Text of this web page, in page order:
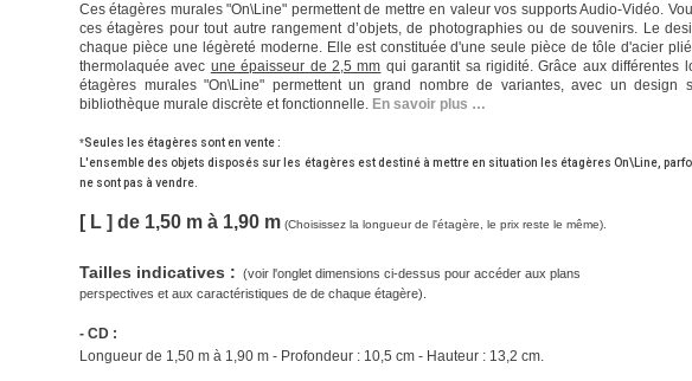
Ces étagères murales "On\Line" permettent de mettre en valeur vos supports Audio-Vidéo.
ces étagères pour tout autre rangement d’objets, de photographies ou de souvenirs. Le
chaque pièce une légèreté moderne. Elle est constituée d'une seule pièce de tôle d'acier
thermolaquée avec une épaisseur de 2,5 mm qui garantit sa rigidité. Grâce aux différentes
étagères murales "On\Line" permettent un grand nombre de variantes, avec un design
bibliothèque murale discrète et fonctionnelle. En savoir plus …
*Seules les étagères sont en vente :
L'ensemble des objets disposés sur les étagères est destiné à mettre en situation les étagères On\Line,
ne sont pas à vendre.
[ L ] de 1,50 m à 1,90 m (Choisissez la longueur de l'étagère, le prix reste le même).
Tailles indicatives : (voir l'onglet dimensions ci-dessus pour accéder aux plans
perspectives et aux caractéristiques de de chaque étagère).
- CD :
Longueur de 1,50 m à 1,90 m - Profondeur : 10,5 cm - Hauteur : 13,2 cm.